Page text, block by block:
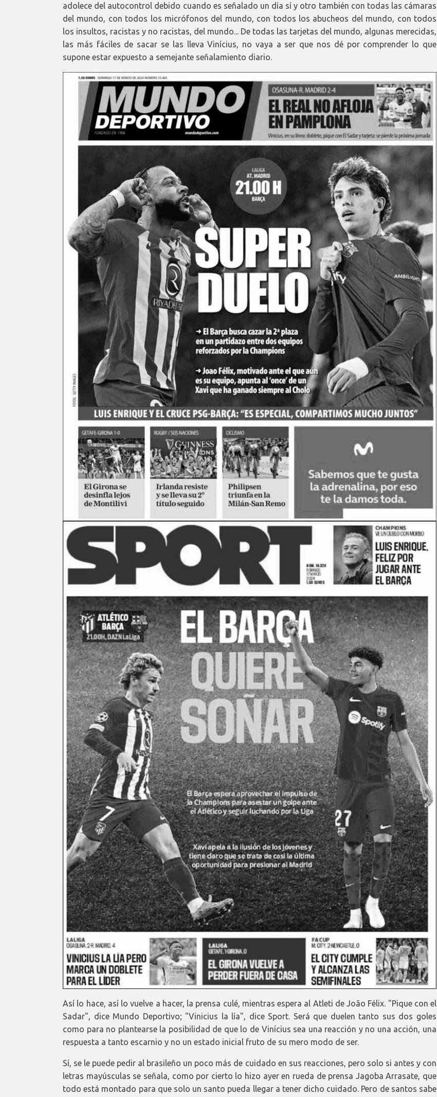
adolece del autocontrol debido cuando es señalado un día sí y otro también con todas las cámaras
del mundo, con todos los micrófonos del mundo, con todos los abucheos del mundo, con todos
los insultos, racistas y no racistas, del mundo... De todas las tarjetas del mundo, algunas merecidas,
las más fáciles de sacar se las lleva Vinícius, no vaya a ser que nos dé por comprender lo que
supone estar expuesto a semejante señalamiento diario.
Así lo hace, así lo vuelve a hacer, la prensa culé, mientras espera al Atleti de João Félix. "Pique con el
Sadar", dice Mundo Deportivo; "Vinicius la lía", dice Sport. Será que duelen tanto sus dos goles
como para no plantearse la posibilidad de que lo de Vinícius sea una reacción y no una acción, una
respuesta a tanto escarnio y no un estado inicial fruto de su mero modo de ser.
Sí, se le puede pedir al brasileño un poco más de cuidado en sus reacciones, pero solo si antes y con
letras mayúsculas se señala, como por cierto lo hizo ayer en rueda de prensa Jagoba Arrasate, que
todo está montado para que solo un santo pueda llegar a tener dicho cuidado. Pero de santos sabe